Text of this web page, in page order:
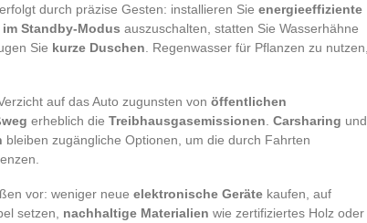
durch präzise Gesten: installieren Sie energieeffiziente
im Standby-Modus auszuschalten, statten Sie Wasserhähne
Sie kurze Duschen . Regenwasser für Pflanzen zu nutzen,
auf das Auto zugunsten von öffentlichen
erheblich die Treibhausgasemissionen Carsharing und
bleiben zugängliche Optionen, um die durch Fahrten
vor: weniger neue elektronische Geräte kaufen, auf
setzen, nachhaltige Materialien wie zertifiziertes Holz oder